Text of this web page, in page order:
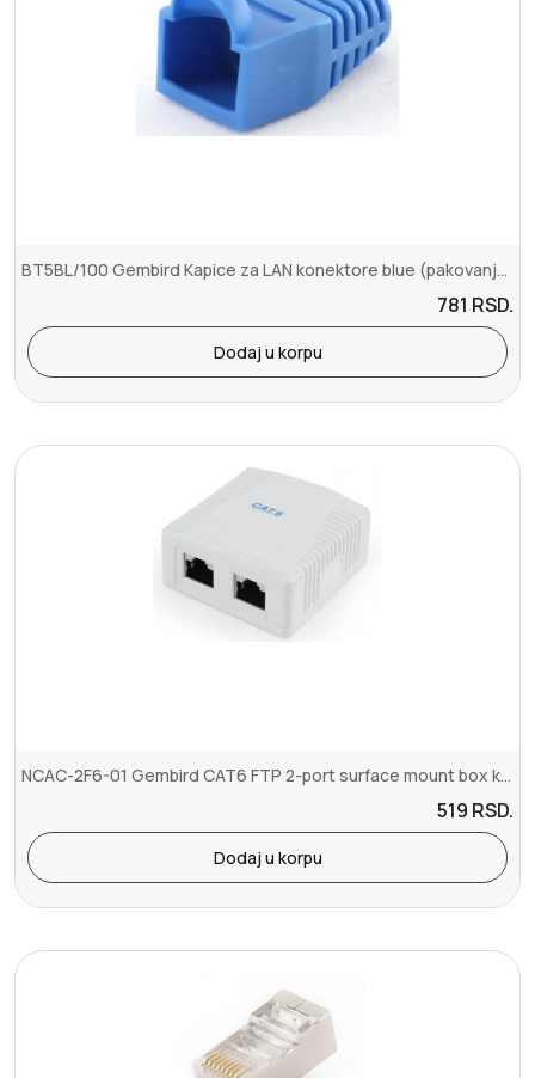
BT5BL/100 Gembird Kapice za LAN konektore blue (pakovanje 100 kom)
781 RSD.
Dodaj u korpu
NCAC-2F6-01 Gembird CAT6 FTP 2-port surface mount box kutija za RJ45
519 RSD.
Dodaj u korpu